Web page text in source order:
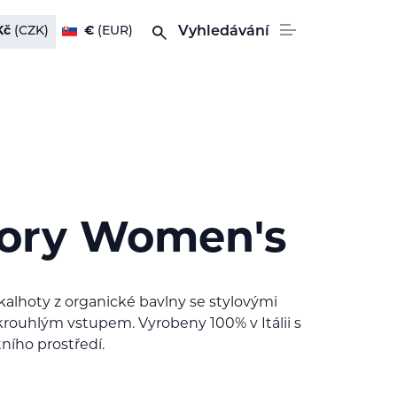
(CZK) € (EUR) Vyhledávání
Women's
z organické bavlny se stylovými
vstupem. Vyrobeny 100% v Itálii s
prostředí.